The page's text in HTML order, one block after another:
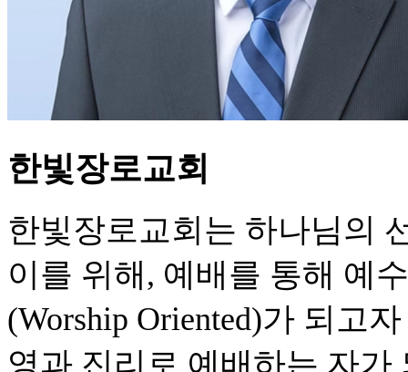
한빛장로교회
한빛장로교회는 하나님의
이를 위해, 예배를 통해 예
(Worship Oriented)가 되고자
영과 진리로 예배하는 자